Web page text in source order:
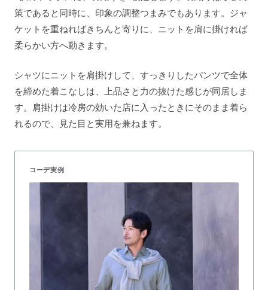
策であると同時に、印象の調整つまみでもあります。ジャ
ケットを重ねればきちんと寄りに、ニットを肩に掛ければ
柔らかい方へ動きます。
シャツにニットを肩掛けして、すっきりしたパンツで全体
を締めた着こなしは、上品さと力の抜けた感じが同居しま
す。肩掛けは冷房の効いた店に入ったときにそのまま着ら
れるので、見た目と実用を兼ねます。
コーデ実例